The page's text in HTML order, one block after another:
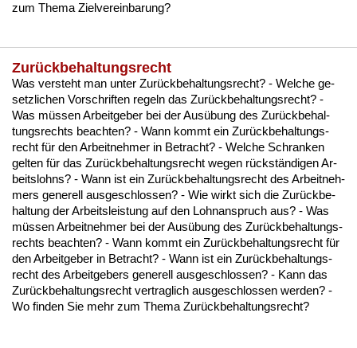
zum The­ma Ziel­ver­ein­ba­rung?
Zurückbehaltungsrecht
Was ver­steht man un­ter Zurück­be­hal­tungs­recht? - Wel­che ge­
setz­li­chen Vor­schrif­ten re­geln das Zurück­be­hal­tungs­recht? -
Was müssen Ar­beit­ge­ber bei der Ausübung des Zurück­be­hal­
tungs­rechts be­ach­ten? - Wann kommt ein Zurück­be­hal­tungs­
recht für den Ar­beit­neh­mer in Be­tracht? - Wel­che Schran­ken
gel­ten für das Zurück­be­hal­tungs­recht we­gen rückständi­gen Ar­
beits­lohns? - Wann ist ein Zurück­be­hal­tungs­recht des Ar­beit­neh­
mers ge­ne­rell aus­ge­schlos­sen? - Wie wirkt sich die Zurück­be­
hal­tung der Ar­beits­leis­tung auf den Lohn­an­spruch aus? - Was
müssen Ar­beit­neh­mer bei der Ausübung des Zurück­be­hal­tungs­
rechts be­ach­ten? - Wann kommt ein Zurück­be­hal­tungs­recht für
den Ar­beit­ge­ber in Be­tracht? - Wann ist ein Zurück­be­hal­tungs­
recht des Ar­beit­ge­bers ge­ne­rell aus­ge­schlos­sen? - Kann das
Zurück­be­hal­tungs­recht ver­trag­lich aus­ge­schlos­sen wer­den? -
Wo fin­den Sie mehr zum The­ma Zurück­be­hal­tungs­recht?